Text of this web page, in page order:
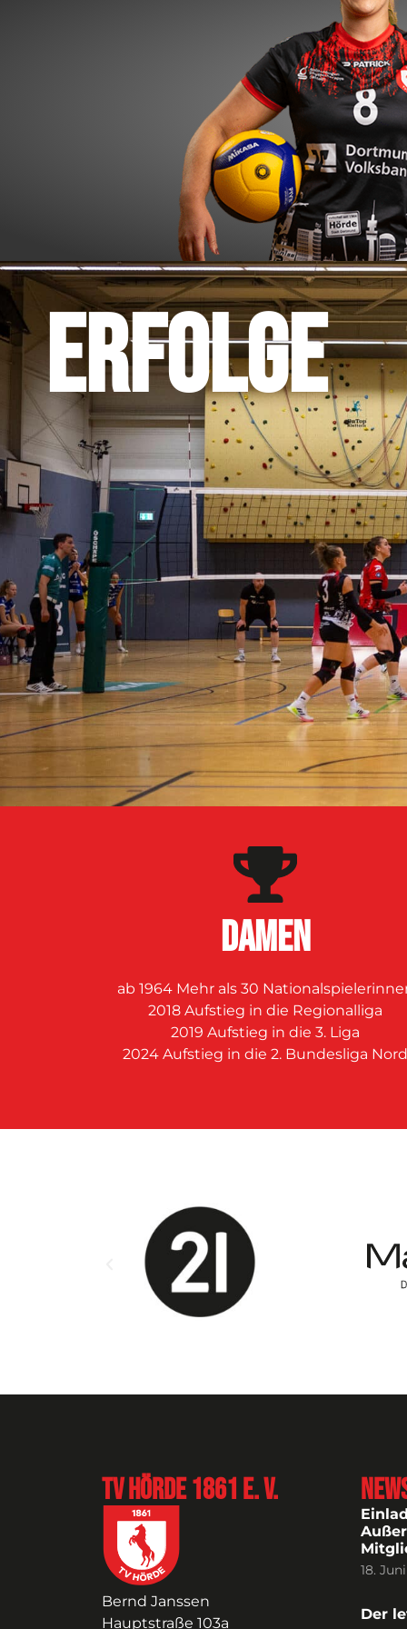
Sarah
#8
Set Card
ERFOLGE
DAMEN
ab 1964 Mehr als 30
2018 Aufstieg in die Regionalliga
2019 Aufstieg in die 3. Liga
2024 Aufstieg in die 2. Bundesliga Nord
TV Hörde 1861 e. V.
Bernd Janssen
Hauptstraße 103a
18.
Der